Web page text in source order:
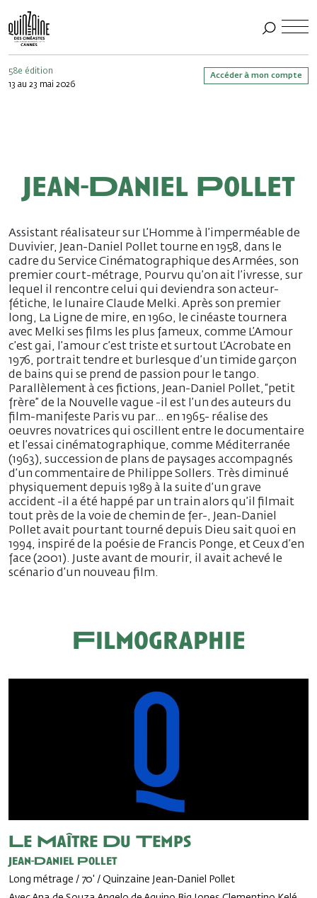
58e édition
13 au 23 mai 2026
Accéder à mon compte
Jean-Daniel Pollet
Assistant réalisateur sur L’Homme à l’imperméable de
Duvivier, Jean-Daniel Pollet tourne en 1958, dans le
cadre du Service Cinématographique des Armées, son
premier court-métrage, Pourvu qu’on ait l’ivresse, sur
lequel il rencontre celui qui deviendra son acteur-
fétiche, le lunaire Claude Melki. Après son premier
long, La Ligne de mire, en 1960, le cinéaste tournera
avec Melki ses films les plus fameux, comme L’Amour
c’est gai, l’amour c’est triste et surtout L’Acrobate en
1976, portrait tendre et burlesque d’un timide garçon
de bains qui se prend de passion pour le tango.
Parallèlement à ces fictions, Jean-Daniel Pollet, “petit
frère” de la Nouvelle vague -il est l’un des auteurs du
film-manifeste Paris vu par… en 1965- réalise des
oeuvres novatrices qui oscillent entre le documentaire
et l’essai cinématographique, comme Méditerranée
(1963), succession de plans de paysages accompagnés
d’un commentaire de Philippe Sollers. Très diminué
physiquement depuis 1989 à la suite d’un grave
accident -il a été happé par un train alors qu’il filmait
tout près de la voie de chemin de fer-, Jean-Daniel
Pollet avait pourtant tourné depuis Dieu sait quoi en
1994, inspiré de la poésie de Francis Ponge, et Ceux d’en
face (2001). Juste avant de mourir, il avait achevé le
scénario d’un nouveau film.
Filmographie
Le Maître Du Temps
Jean-Daniel Pollet
Long métrage / 70' / Quinzaine Jean-Daniel Pollet